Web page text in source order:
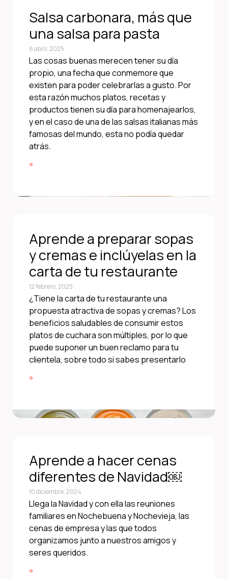
Salsa carbonara, más que
una salsa para pasta
6 abril, 2025
Las cosas buenas merecen tener su día
propio, una fecha que conmemore que
existen para poder celebrarlas a gusto. Por
esta razón muchos platos, recetas y
productos tienen su día para homenajearlos,
y en el caso de una de las salsas italianas más
famosas del mundo, esta no podía quedar
atrás.
»
Aprende a preparar sopas
y cremas e inclúyelas en la
carta de tu restaurante
12 febrero, 2025
¿Tiene la carta de tu restaurante una
propuesta atractiva de sopas y cremas? Los
beneficios saludables de consumir estos
platos de cuchara son múltiples, por lo que
puede suponer un buen reclamo para tu
clientela, sobre todo si sabes presentarlo
»
Aprende a hacer cenas
diferentes de Navidad￼
10 diciembre, 2024
Llega la Navidad y con ella las reuniones
familiares en Nochebuena y Nochevieja, las
cenas de empresa y las que todos
organizamos junto a nuestros amigos y
seres queridos.
»